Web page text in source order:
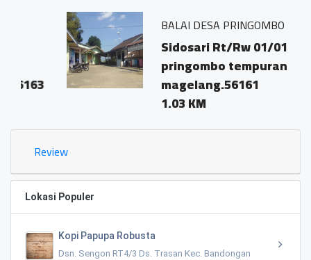
BALAI DESA PRINGOMBO
Sidosari Rt/Rw 01/01
pringombo tempuran
magelang.56161
1.03 KM
Review
Lokasi Populer
Kopi Papupa Robusta
Dsn. Sengon RT4/3 Ds. Trasan Kec. Bandongan